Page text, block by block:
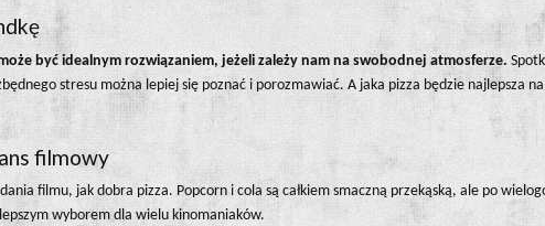
być idealnym rozwiązaniem, jeżeli zależy nam na swobodnej atmosferze.
stresu można lepiej się poznać i porozmawiać. A jaka pizza będzie najlepsza
filmowy
filmu, jak dobra pizza. Popcorn i cola są całkiem smaczną przekąską, ale po
wyborem dla wielu kinomaniaków.